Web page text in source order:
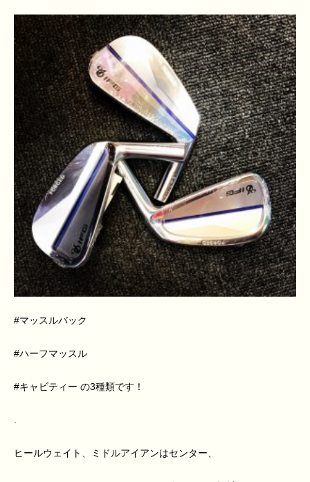
#マッスルバック
#ハーフマッスル
#キャビティー の3種類です！
.
ヒールウェイト、ミドルアイアンはセンター、